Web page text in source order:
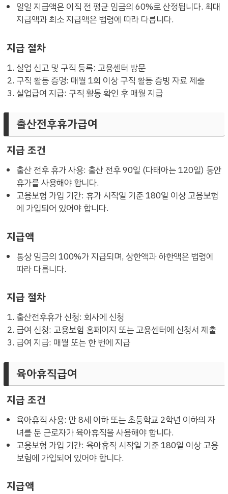
일일 지급액은 이직 전 평균 임금의 60%로 산정됩니다. 최대
지급액과 최소 지급액은 법령에 따라 다릅니다.
지급 절차
실업 신고 및 구직 등록: 고용센터 방문
구직 활동 증명: 매월 1회 이상 구직 활동 증빙 자료 제출
실업급여 지급: 구직 활동 확인 후 매월 지급
출산전후휴가급여
지급 조건
출산 전후 휴가 사용: 출산 전후 90일 (다태아는 120일) 동안
휴가를 사용해야 합니다.
고용보험 가입 기간: 휴가 시작일 기준 180일 이상 고용보험
에 가입되어 있어야 합니다.
지급액
통상 임금의 100%가 지급되며, 상한액과 하한액은 법령에
따라 다릅니다.
지급 절차
출산전후휴가 신청: 회사에 신청
급여 신청: 고용보험 홈페이지 또는 고용센터에 신청서 제출
급여 지급: 매월 또는 한 번에 지급
육아휴직급여
지급 조건
육아휴직 사용: 만 8세 이하 또는 초등학교 2학년 이하의 자
녀를 둔 근로자가 육아휴직을 사용해야 합니다.
고용보험 가입 기간: 육아휴직 시작일 기준 180일 이상 고용
보험에 가입되어 있어야 합니다.
지급액